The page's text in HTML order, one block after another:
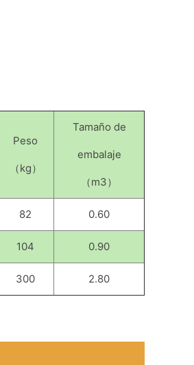
Peso
（kg）
Tamaño de
embalaje
（m3）
82 0.60
104 0.90
300 2.80